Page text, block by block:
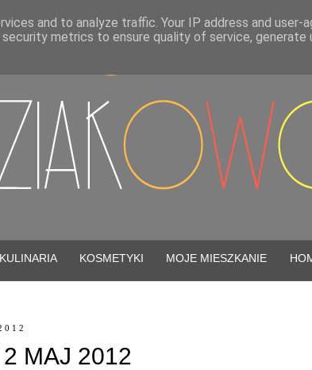
KULINARIA KOSMETYKI MOJE MIESZKANIE
MAJ 2012
and to analyze traffic. Your IP address and user-
metrics to ensure quality of service, generate